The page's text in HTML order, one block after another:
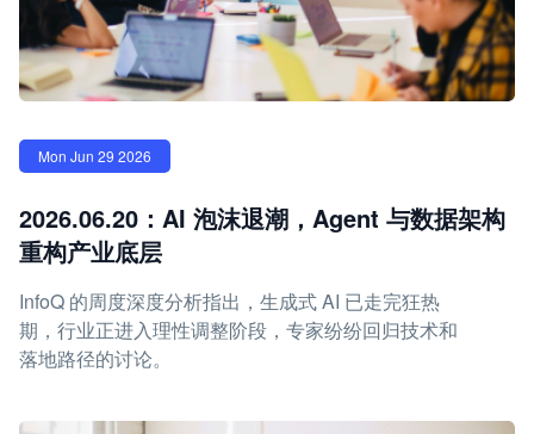
Mon Jun 29 2026
2026.06.20：AI 泡沫退潮，Agent 与数据架构
重构产业底层
InfoQ 的周度深度分析指出，生成式 AI 已走完狂热
期，行业正进入理性调整阶段，专家纷纷回归技术和
落地路径的讨论。